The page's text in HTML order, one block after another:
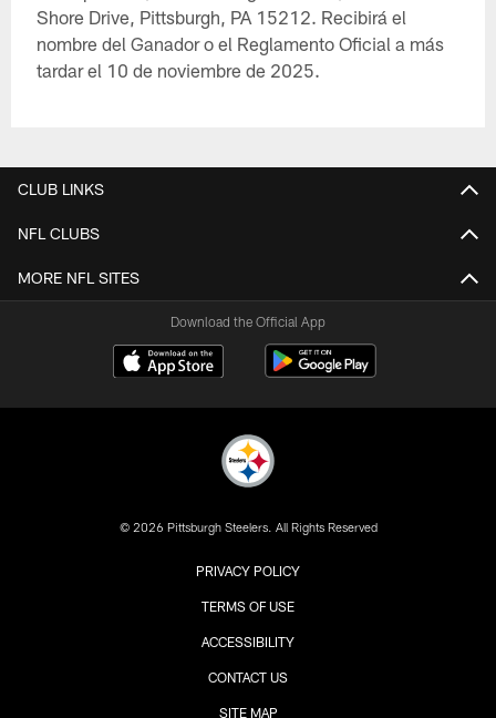
Shore Drive, Pittsburgh, PA 15212. Recibirá el
nombre del Ganador o el Reglamento Oficial a más
tardar el 10 de noviembre de 2025.
CLUB LINKS
NFL CLUBS
MORE NFL SITES
Download the Official App
© 2026 Pittsburgh Steelers. All Rights Reserved
PRIVACY POLICY
TERMS OF USE
ACCESSIBILITY
CONTACT US
SITE MAP